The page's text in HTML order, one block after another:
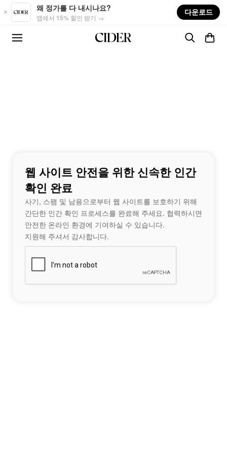
Skip to main content
왜 정가를 다 내시나요?
앱에서 15% 할인 받기 →
다운로드
웹 사이트 안전을 위한 신속한 인간
확인 완료
사기, 스팸 및 남용으로부터 웹 사이트를 보호하기 위해
간단한 인간 확인 프로세스를 완료해 주세요. 협력하시면
안전한 온라인 환경에 기여하실 수 있습니다.
지원해 주셔서 감사합니다.